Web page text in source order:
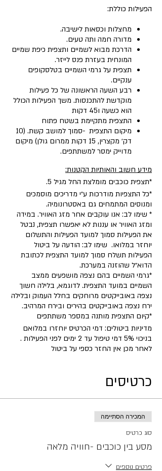
הפעילות כוללת:
מחצלות וכסאות לישיבה.
מדורה חמה ותה טעים.
הדרכת מבוא לשמיים ותצפית כיפת שמיים
המונחית בעזרת פנס לייזר.
תצפית על גרמי השמיים בטלסקופים
ענקיים.
רבע השעה הראשונה של כל פעילות
מוקדשת להתכנסות. משך הפעילות הכולל
הוא כשעה ו45 דקות
התצפית מתקיימת בשטח פתוח
מיקום התצפית -סמוך למושב קשת. (10
דק׳ מקצרין, 15 דקות ממרום גולן) מיקום
מדוייק ימסר למשתתפים.
מידע חשוב והאותיות הקטנות:
*תצפית כוכבים מומלצת החל מגיל 5.
*כל התצפיות מודרכות ע״י מדריכים מוסמכים
ומנוסים המתמחים גם באסטרונומיה.
* שימו לב: אנו עוקבים אחר מזג האוויר. במידה
ומזג האוויר או עננות לא יאפשרו תצפית, נבטל
את הפעילות סמוך למועד הפעילות והתשלום
יוחזר במלואו. שימו לב: הודעה על ביטול
הפעילות תשלח סמוך למועד התצפית לכתובת
הדוא״ל שהוזנה במערכת.
*גרמי השמיים בהם נצפה מושפעים ממצב
השמיים במועד התצפית. לדוגמא, בלילה חשוך
נצפה באובייקטים מרוחקים בחלל העמוק ובלילה
ירח נצפה באובייקטים בהירים ובירח המרהיב.
​*קיום התצפית מותנה במספר משתתפים
מדיניות ביטולים: דמי הכרטיס יוחזרו במלואם
בניכוי 5% דמי טיפול עד 2 ימים לפני הפעילות .
לאחר מכן אין החזר כספי על ביטול
כרטיסים
המכירה הסתיימה
סוג כרטיס
מסע בין כוכבים -חוויה מלאה
פרטים נוספים